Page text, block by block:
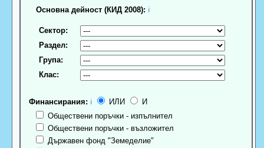
Основна дейност (КИД 2008): ℹ
Сектор:
Раздел:
Група:
Клас:
Финансирания: ℹ ИЛИ
И
Обществени поръчки - изпълнител
Обществени поръчки - възложител
Държавен фонд "Земеделие"